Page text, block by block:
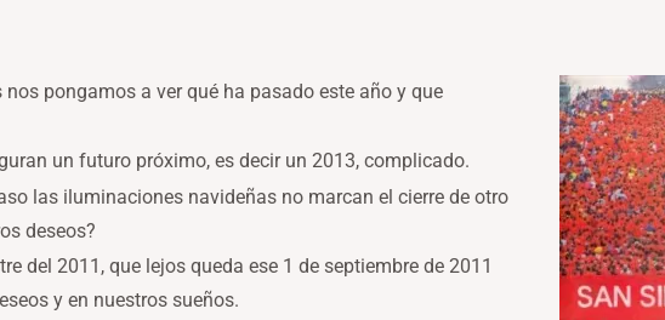
pongamos a ver qué ha pasado este año y que
un futuro próximo, es decir un 2013, complicado.
las iluminaciones navideñas no marcan el cierre de otro
deseos?
del 2011, que lejos queda ese 1 de septiembre de 2011
y en nuestros sueños.